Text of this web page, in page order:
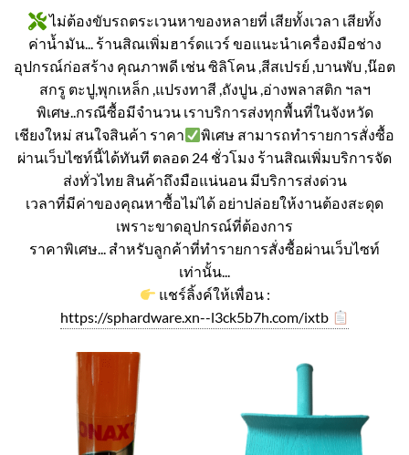
ไม่ต้องขับรถตระเวนหาของหลายที่ เสียทั้งเวลา เสียทั้ง
ค่าน้ำมัน... ร้านสิณเพิ่มฮาร์ดแวร์ ขอแนะนำเครื่องมือช่าง
อุปกรณ์ก่อสร้าง คุณภาพดี เช่น ซิลิโคน ,สีสเปรย์ ,บานพับ ,น๊อต
สกรู ตะปู,พุกเหล็ก ,แปรงทาสี ,ถังปูน ,อ่างพลาสติก ฯลฯ
พิเศษ..กรณีซื้อมีจำนวน เราบริการส่งทุกพื้นที่ในจังหวัด
เชียงใหม่ สนใจสินค้า ราคา
พิเศษ สามารถทำรายการสั่งซื้อ
ผ่านเว็บไซท์นี้ได้ทันที ตลอด 24 ชั่วโมง ร้านสิณเพิ่มบริการจัด
ส่งทั่วไทย สินค้าถึงมือแน่นอน มีบริการส่งด่วน
เวลาที่มีค่าของคุณหาซื้อไม่ได้ อย่าปล่อยให้งานต้องสะดุด
เพราะขาดอุปกรณ์ที่ต้องการ
ราคาพิเศษ... สำหรับลูกค้าที่ทำรายการสั่งซื้อผ่านเว็บไซท์
เท่านั้น...
แชร์ลิ้งค์ให้เพื่อน :
https://sphardware.xn--l3ck5b7h.com/ixtb